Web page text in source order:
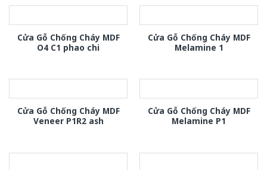
Cửa Gỗ Chống Cháy MDF
O4 C1 phao chi
Cửa Gỗ Chống Cháy MDF
Melamine 1
Cửa Gỗ Chống Cháy MDF
Veneer P1R2 ash
Cửa Gỗ Chống Cháy MDF
Melamine P1